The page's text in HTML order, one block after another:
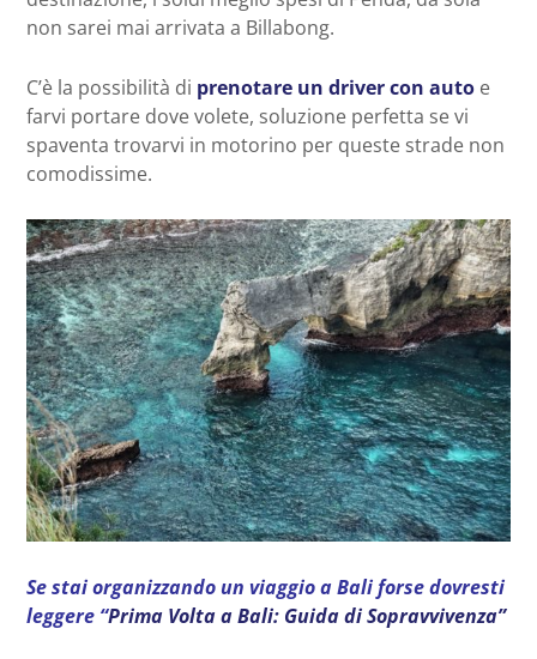
non sarei mai arrivata a Billabong.
C’è la possibilità di prenotare un driver con auto e
farvi portare dove volete, soluzione perfetta se vi
spaventa trovarvi in motorino per queste strade non
comodissime.
Se stai organizzando un viaggio a Bali forse dovresti
leggere “Prima Volta a Bali: Guida di Sopravvivenza”